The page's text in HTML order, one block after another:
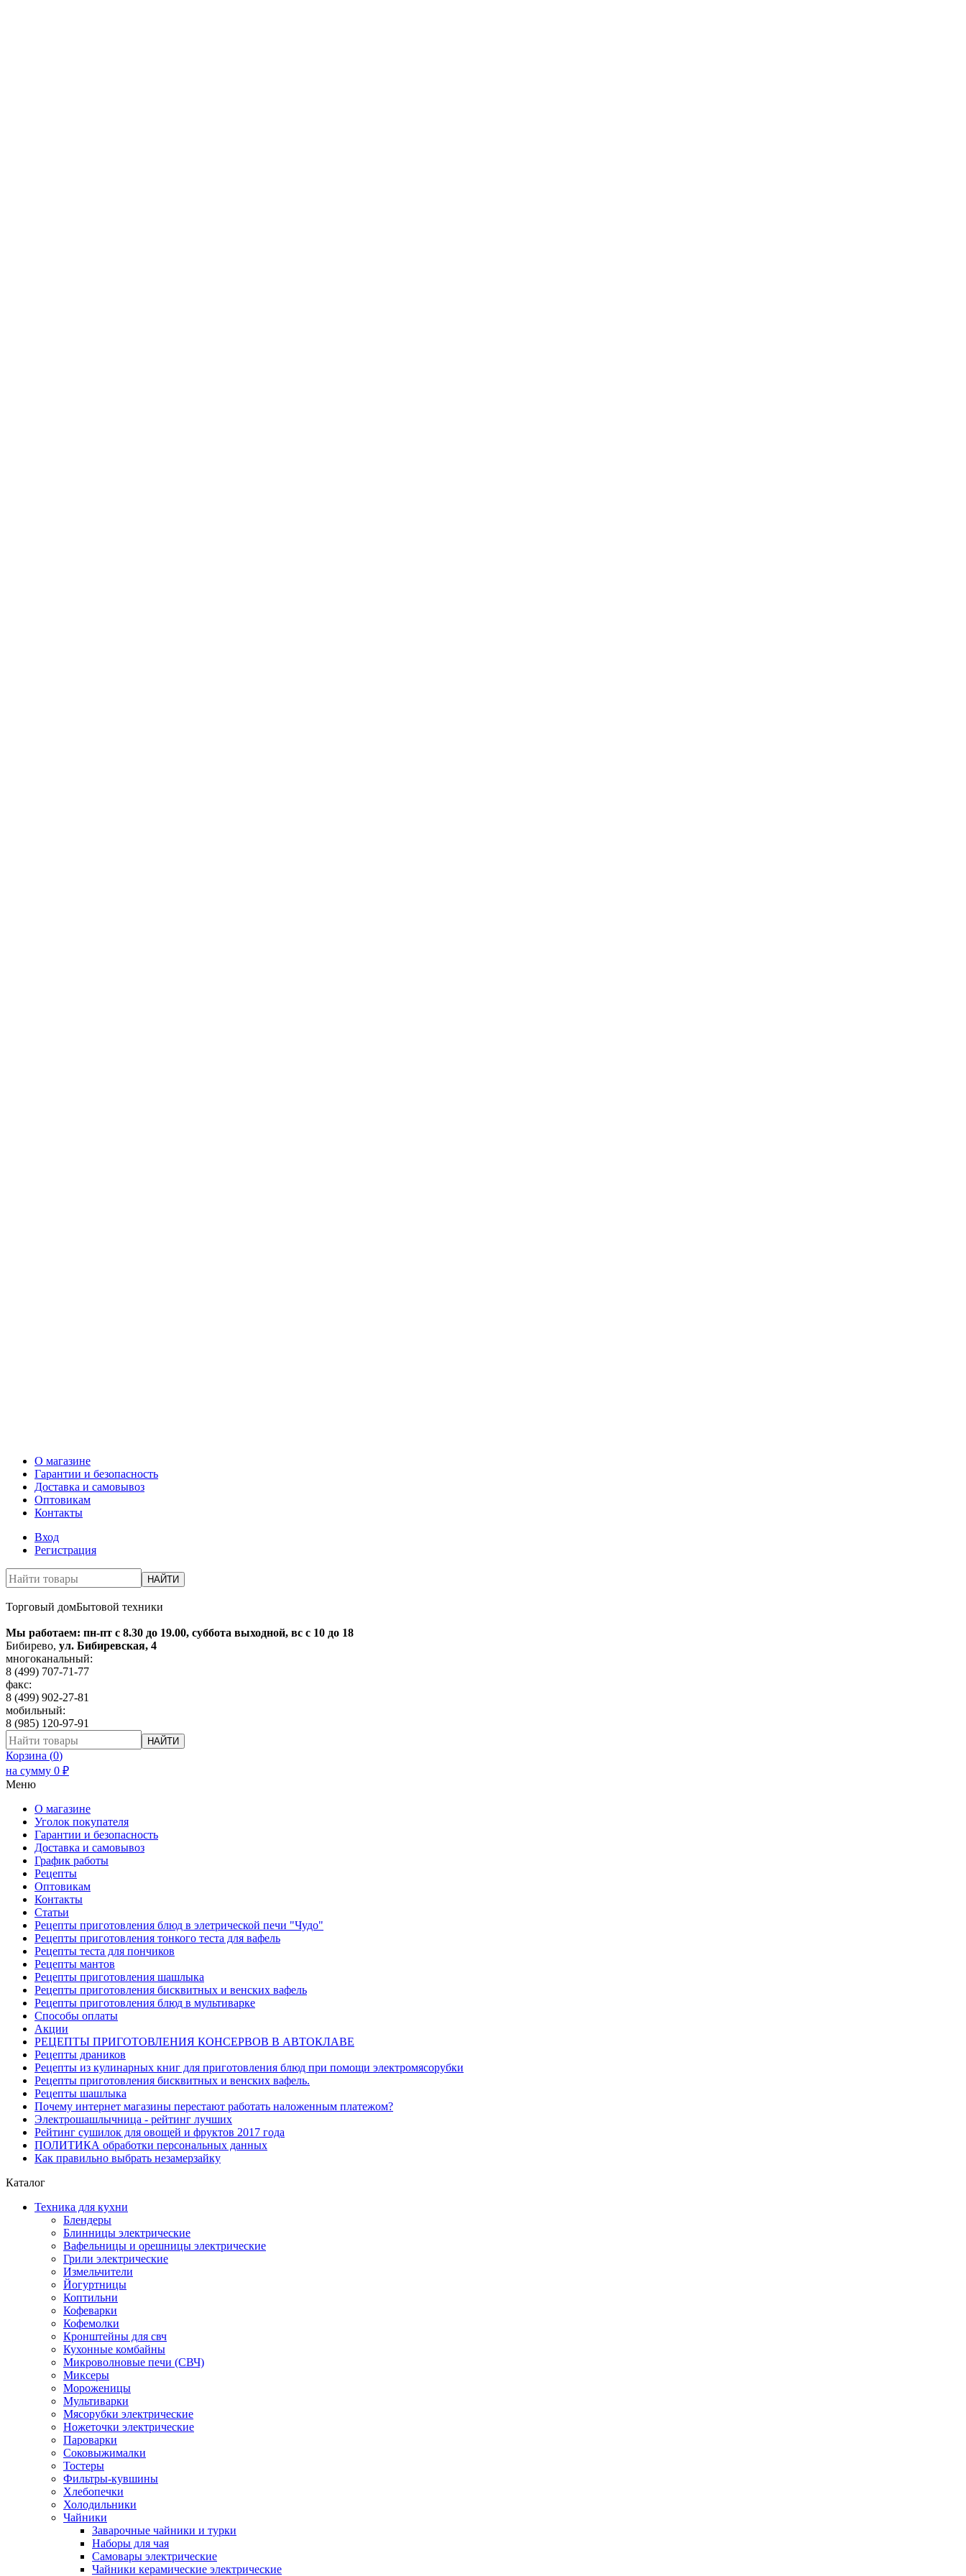
О магазине
Гарантии и безопасность
Доставка и самовывоз
Оптовикам
Контакты
Вход
Регистрация
НАЙТИ
Торговый домБытовой техники
Мы работаем: пн-пт с 8.30 до 19.00, суббота выходной, вс с 10 до 18
Бибирево, ул. Бибиревская, 4
многоканальный:
8 (499) 707-71-77
факс:
8 (499) 902-27-81
мобильный:
8 (985) 120-97-91
НАЙТИ
Корзина (0)
на сумму 0 ₽
Меню
О магазине
Уголок покупателя
Гарантии и безопасность
Доставка и самовывоз
График работы
Рецепты
Оптовикам
Контакты
Статьи
Рецепты приготовления блюд в элетрической печи "Чудо"
Рецепты приготовления тонкого теста для вафель
Рецепты теста для пончиков
Рецепты мантов
Рецепты приготовления шашлыка
Рецепты приготовления бисквитных и венских вафель
Рецепты приготовления блюд в мультиварке
Способы оплаты
Акции
РЕЦЕПТЫ ПРИГОТОВЛЕНИЯ КОНСЕРВОВ В АВТОКЛАВЕ
Рецепты драников
Рецепты из кулинарных книг для приготовления блюд при помощи электромясорубки
Рецепты приготовления бисквитных и венских вафель.
Рецепты шашлыка
Почему интернет магазины перестают работать наложенным платежом?
Электрошашлычница - рейтинг лучших
Рейтинг сушилок для овощей и фруктов 2017 года
ПОЛИТИКА обработки персональных данных
Как правильно выбрать незамерзайку
Каталог
Техника для кухни
Блендеры
Блинницы электрические
Вафельницы и орешницы электрические
Грили электрические
Измельчители
Йогуртницы
Коптильни
Кофеварки
Кофемолки
Кронштейны для свч
Кухонные комбайны
Микроволновые печи (СВЧ)
Миксеры
Мороженицы
Мультиварки
Мясорубки электрические
Ножеточки электрические
Пароварки
Соковыжималки
Тостеры
Фильтры-кувшины
Хлебопечки
Холодильники
Чайники
Заварочные чайники и турки
Наборы для чая
Самовары электрические
Чайники керамические электрические